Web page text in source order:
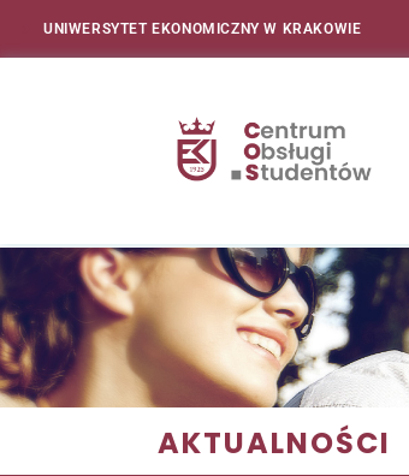
UNIWERSYTET EKONOMICZNY W KRAKOWIE
AKTUALNOŚCI